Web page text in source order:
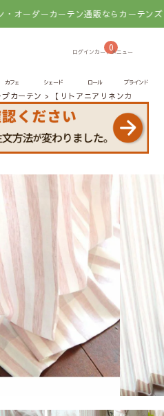
ーテン通販ならカーテンズ【公式】
0
カフェ シェード ロール ブラインド
プカーテン 【リトアニアリネンカーテン